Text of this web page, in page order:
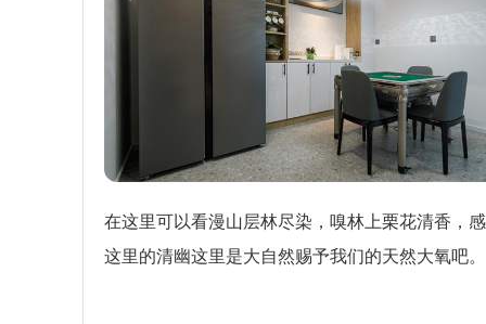
在这里可以看漫山层林尽染，嗅林上栗花清香，
这里的清幽这里是大自然赐予我们的天然大氧吧。